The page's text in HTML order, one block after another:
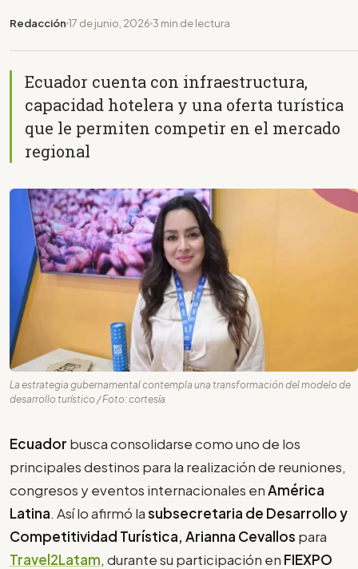
Redacción 17 de junio, 2026 3 min de lectura
Ecuador cuenta con infraestructura,
capacidad hotelera y una oferta turística
que le permiten competir en el mercado
regional
La estrategia gubernamental contempla una transformación del modelo de
desarrollo turístico / Foto: cortesía
Ecuador busca consolidarse como uno de los
principales destinos para la realización de reuniones,
congresos y eventos internacionales enAmérica
Latina. Así lo afirmó lasubsecretaria de Desarrollo y
Competitividad Turística, Arianna Cevallos para
Travel2Latam, durante su participación en FIEXPO